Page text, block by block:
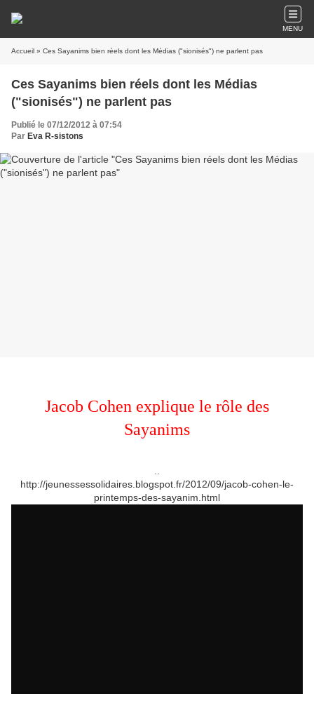
MENU
Accueil » Ces Sayanims bien réels dont les Médias ("sionisés") ne parlent pas
Ces Sayanims bien réels dont les Médias
("sionisés") ne parlent pas
Publié le 07/12/2012 à 07:54
Par Eva R-sistons
Jacob Cohen explique le rôle des
Sayanims
http://jeunessessolidaires.blogspot.fr/2012/09/jacob-cohen-le-
printemps-des-sayanim.html